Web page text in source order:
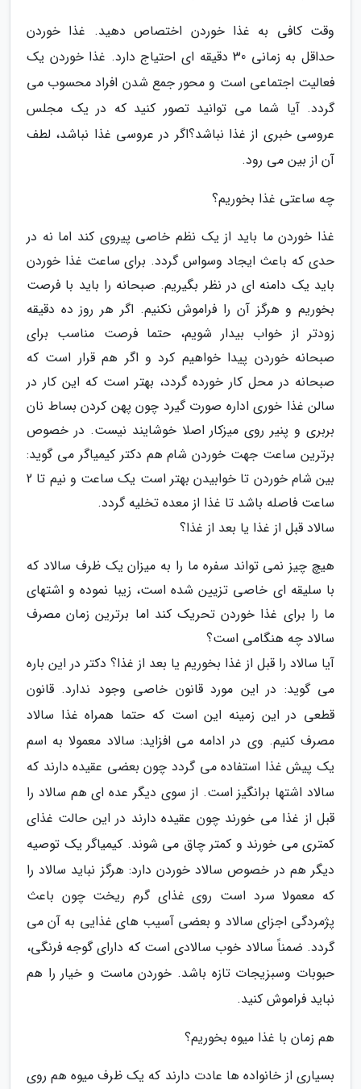
وقت کافی به غذا خوردن اختصاص دهید. غذا خوردن
حداقل به زمانی 30 دقیقه ای احتیاج دارد. غذا خوردن یک
فعالیت اجتماعی است و محور جمع شدن افراد محسوب می
گردد. آیا شما می توانید تصور کنید که در یک مجلس
عروسی خبری از غذا نباشد؟اگر در عروسی غذا نباشد، لطف
آن از بین می رود.
چه ساعتی غذا بخوریم؟
غذا خوردن ما باید از یک نظم خاصی پیروی کند اما نه در
حدی که باعث ایجاد وسواس گردد. برای ساعت غذا خوردن
باید یک دامنه ای در نظر بگیریم. صبحانه را باید با فرصت
بخوریم و هرگز آن را فراموش نکنیم. اگر هر روز ده دقیقه
زودتر از خواب بیدار شویم، حتما فرصت مناسب برای
صبحانه خوردن پیدا خواهیم کرد و اگر هم قرار است که
صبحانه در محل کار خورده گردد، بهتر است که این کار در
سالن غذا خوری اداره صورت گیرد چون پهن کردن بساط نان
بربری و پنیر روی میزکار اصلا خوشایند نیست. در خصوص
برترین ساعت جهت خوردن شام هم دکتر کیمیاگر می گوید:
بین شام خوردن تا خوابیدن بهتر است یک ساعت و نیم تا 2
ساعت فاصله باشد تا غذا از معده تخلیه گردد.
سالاد قبل از غذا یا بعد از غذا؟
هیچ چیز نمی تواند سفره ما را به میزان یک ظرف سالاد که
با سلیقه ای خاصی تزیین شده است، زیبا نموده و اشتهای
ما را برای غذا خوردن تحریک کند اما برترین زمان مصرف
سالاد چه هنگامی است؟
آیا سالاد را قبل از غذا بخوریم یا بعد از غذا؟ دکتر در این باره
می گوید: در این مورد قانون خاصی وجود ندارد. قانون
قطعی در این زمینه این است که حتما همراه غذا سالاد
مصرف کنیم. وی در ادامه می افزاید: سالاد معمولا به اسم
یک پیش غذا استفاده می گردد چون بعضی عقیده دارند که
سالاد اشتها برانگیز است. از سوی دیگر عده ای هم سالاد را
قبل از غذا می خورند چون عقیده دارند در این حالت غذای
کمتری می خورند و کمتر چاق می شوند. کیمیاگر یک توصیه
دیگر هم در خصوص سالاد خوردن دارد: هرگز نباید سالاد را
که معمولا سرد است روی غذای گرم ریخت چون باعث
پژمردگی اجزای سالاد و بعضی آسیب های غذایی به آن می
گردد. ضمناً سالاد خوب سالادی است که دارای گوجه فرنگی،
حبوبات وسبزیجات تازه باشد. خوردن ماست و خیار را هم
نباید فراموش کنید.
هم زمان با غذا میوه بخوریم؟
بسیاری از خانواده ها عادت دارند که یک ظرف میوه هم روی